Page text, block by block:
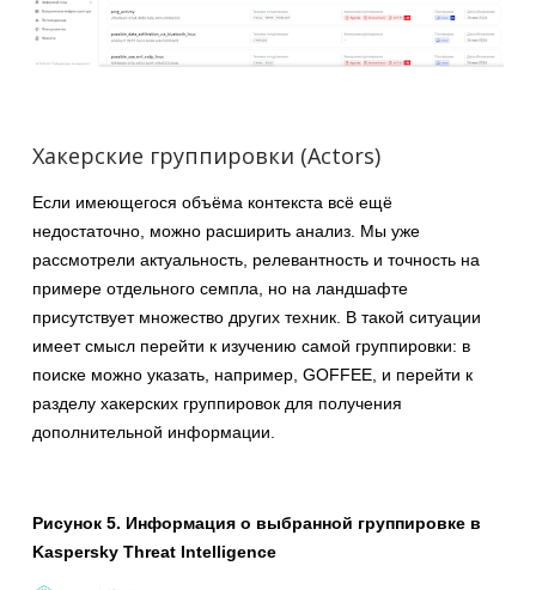
Хакерские группировки (Actors)
Если имеющегося объёма контекста всё ещё
недостаточно, можно расширить анализ. Мы уже
рассмотрели актуальность, релевантность и точность на
примере отдельного семпла, но на ландшафте
присутствует множество других техник. В такой ситуации
имеет смысл перейти к изучению самой группировки: в
поиске можно указать, например, GOFFEE, и перейти к
разделу хакерских группировок для получения
дополнительной информации.
Рисунок 5. Информация о выбранной группировке в
Kaspersky Threat Intelligence